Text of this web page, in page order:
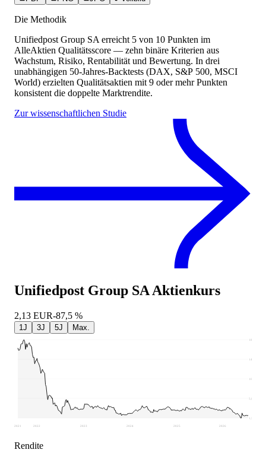
Die Methodik
Unifiedpost Group SAerreicht 5 von 10 Punkten im
AlleAktien Qualitätsscore — zehn binäre Kriterien aus
Wachstum, Risiko, Rentabilität und Bewertung. In drei
unabhängigen 50-Jahres-Backtests (DAX, S&P 500, MSCI
World) erzielten Qualitätsaktien mit 9 oder mehr Punkten
konsistent die doppelte Marktrendite.
Zur wissenschaftlichen Studie
Unifiedpost Group SA Aktienkurs
2,13 EUR-87,5 %
1J 3J 5J Max.
1,55
5,87
10,2
14,52
18,84
2021 2022 2023 2024 2025 2026
Rendite